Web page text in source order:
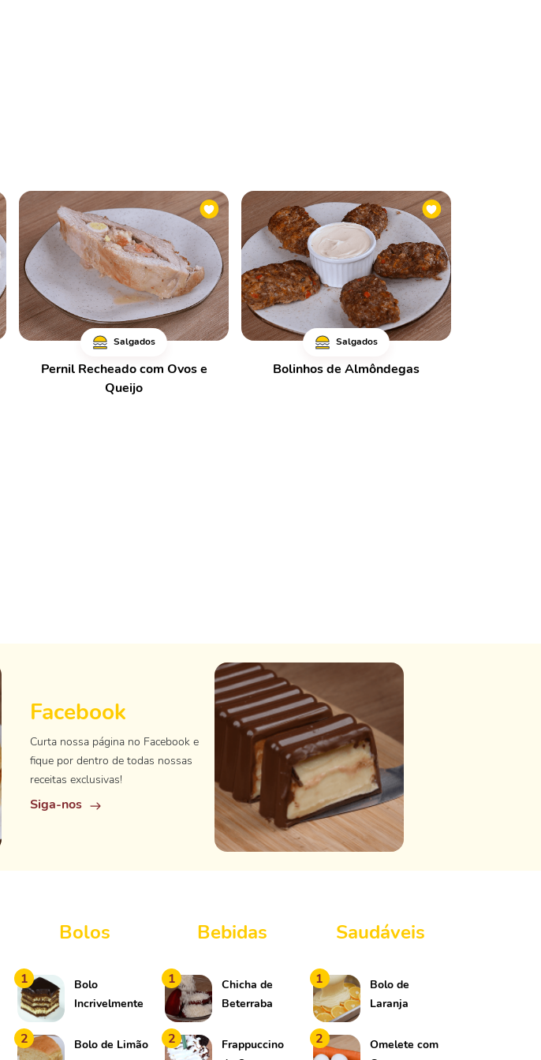
Salgados
Pernil Recheado com Ovos e
Queijo
Salgados
Bolinhos de Almôndegas
Facebook
Curta nossa página no Facebook e
fique por dentro de todas nossas
receitas exclusivas!
Siga-nos
Bolos
1
Bolo
Incrivelmente
2 Bolo de Limão
Bebidas
1
Chicha de
Beterraba
2
Frappuccino
Saudáveis
1
Bolo de
Laranja
2
Omelete com